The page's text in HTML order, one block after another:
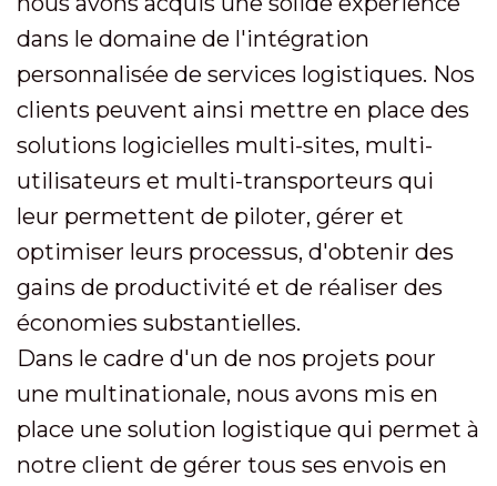
dans le domaine de l'intégration
personnalisée de services logistiques. Nos
clients peuvent ainsi mettre en place des
solutions logicielles multi-sites, multi-
utilisateurs et multi-transporteurs qui
leur permettent de piloter, gérer et
optimiser leurs processus, d'obtenir des
gains de productivité et de réaliser des
économies substantielles.
Dans le cadre d'un de nos projets pour
une multinationale, nous avons mis en
place une solution logistique qui permet à
notre client de gérer tous ses envois en